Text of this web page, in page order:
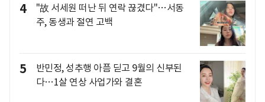
4
"故 서세원 떠난 뒤 연락 끊겼다"…서동
주, 동생과 절연 고백
5
반민정, 성추행 아픔 딛고 9월의 신부된
다…1살 연상 사업가와 결혼